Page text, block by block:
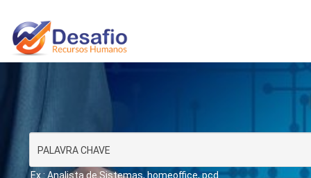
Ex.: Analista de Sistemas, homeoffice, pcd